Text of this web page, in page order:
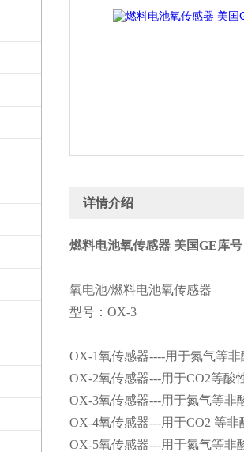
详情介绍
燃料电池氧传感器 美国GE库号
氧电池/燃料电池氧传感器
型号：OX-3
OX-1氧传感器----用于氮气等
OX-2氧传感器---用于CO2等酸
OX-3氧传感器---用于氮气等非
OX-4氧传感器---用于CO2 等非
OX-5氧传感器---用于氮气等非